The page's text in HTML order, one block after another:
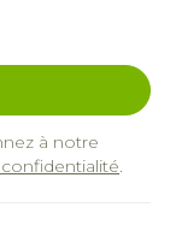
à notre
.